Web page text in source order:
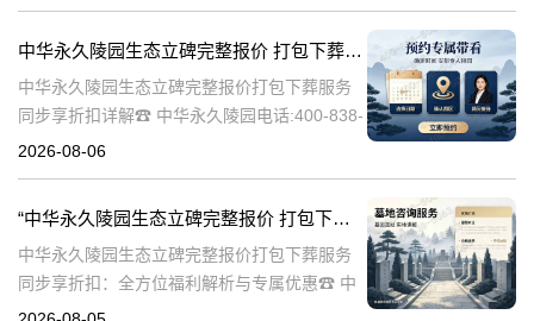
中华永久陵园生态立碑完整报价 打包下葬服务同步享折扣详解
中华永久陵园生态立碑完整报价打包下葬服务
同步享折扣详解☎ 中华永久陵园电话:400-838-
5063在现代社会，人们对死亡和身后事的规划
2026-08-06
“中华永久陵园生态立碑完整报价 打包下葬服务同步享折扣：全方位福利解析与专属优惠”
中华永久陵园生态立碑完整报价打包下葬服务
同步享折扣：全方位福利解析与专属优惠☎ 中
华永久陵园电话:400-838-5063在现代社会，人